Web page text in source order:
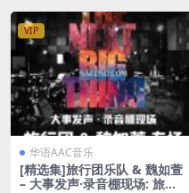
VIP
华语AAC音乐
[精选集]旅行团乐队 & 魏如萱
– 大事发声·录音棚现场: 旅行